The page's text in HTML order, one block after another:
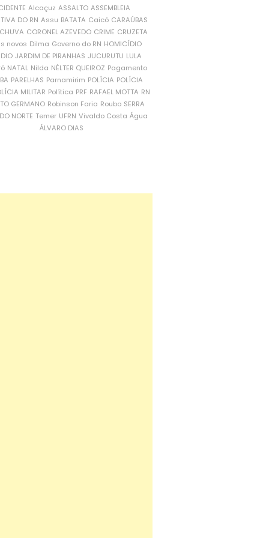
Alcaçuz ASSALTO ASSEMBLEIA
DO RN Assu BATATA Caicó CARAÚBAS
CORONEL AZEVEDO CRIME CRUZETA
novos Dilma Governo do RN HOMICÍDIO
JARDIM DE PIRANHAS JUCURUTU LULA
NATAL Nilda NÉLTER QUEIROZ Pagamento
PARELHAS Parnamirim POLÍCIA POLÍCIA
MILITAR Política PRF RAFAEL MOTTA RN
GERMANO Robinson Faria Roubo SERRA
NORTE Temer UFRN Vivaldo Costa Água
ÁLVARO DIAS